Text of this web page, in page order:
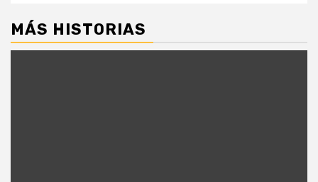
MÁS HISTORIAS